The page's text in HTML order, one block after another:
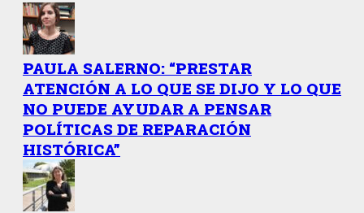
PAULA SALERNO: “PRESTAR
ATENCIÓN A LO QUE SE DIJO Y LO QUE
NO PUEDE AYUDAR A PENSAR
POLÍTICAS DE REPARACIÓN
HISTÓRICA”